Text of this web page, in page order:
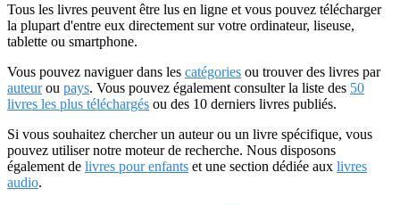
Tous les livres peuvent être lus en ligne et vous pouvez télécharger
la plupart d'entre eux directement sur votre ordinateur, liseuse,
tablette ou smartphone.
Vous pouvez naviguer dans les catégories ou trouver des livres par
auteurou pays. Vous pouvez également consulter la liste des 50
livres les plus téléchargés ou des 10 derniers livres publiés.
Si vous souhaitez chercher un auteur ou un livre spécifique, vous
pouvez utiliser notre moteur de recherche. Nous disposons
également de livres pour enfants et une section dédiée aux livres
audio.